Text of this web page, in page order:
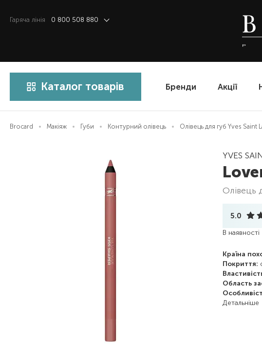
Гаряча лiнiя 0 800 508 880
Каталог товарів Бренди Акції
Brocard Макіяж Губи Контурний олівець Олівець для губ Yves
YVES
олівець
5.0
В наявності
Країна
Покриття:
Область
Детальніше